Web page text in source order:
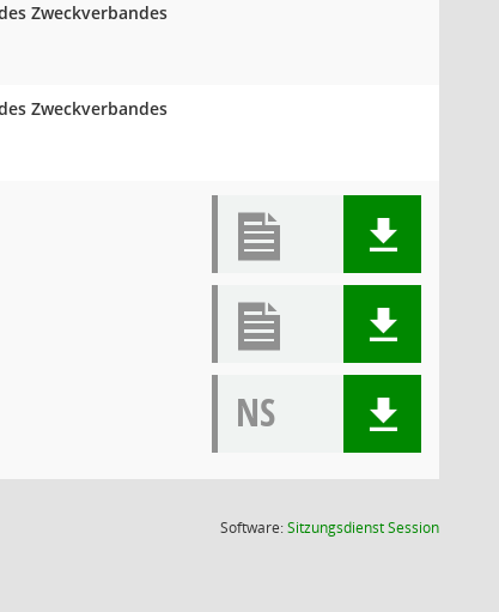
Zweckverbandes
Zweckverbandes
NS
Software:SitzungsdienstSession(Wird in